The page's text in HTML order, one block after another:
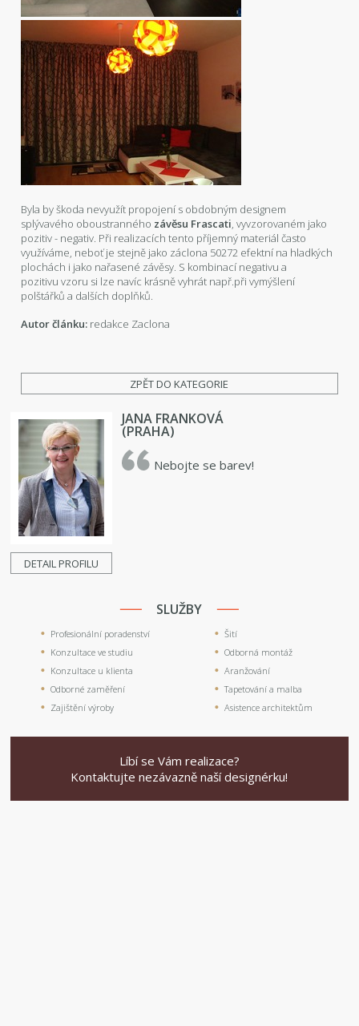
Byla by škoda nevyužít propojení s obdobným designem
splývavého oboustranného závěsu Frascati, vyvzorovaném jako
pozitiv - negativ. Při realizacích tento příjemný materiál často
využíváme, neboť je stejně jako záclona 50272 efektní na hladkých
plochách i jako nařasené závěsy. S kombinací negativu a
pozitivu vzoru si lze navíc krásně vyhrát např.při vymýšlení
polštářků a dalších doplňků.
Autor článku: redakce Zaclona
ZPĚT DO KATEGORIE
DETAIL PROFILU
JANA FRANKOVÁ
(PRAHA)
Nebojte se barev!
SLUŽBY
Profesionální poradenství
Konzultace ve studiu
Konzultace u klienta
Odborné zaměření
Zajištění výroby
Šití
Odborná montáž
Aranžování
Tapetování a malba
Asistence architektům
Líbí se Vám realizace?
Kontaktujte nezávazně naší designérku!